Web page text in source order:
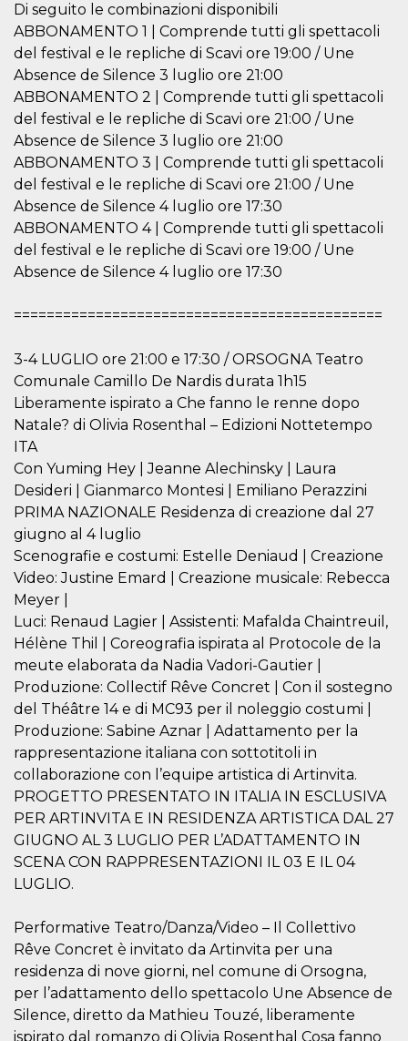
Di seguito le combinazioni disponibili
ABBONAMENTO 1 | Comprende tutti gli spettacoli
del festival e le repliche di Scavi ore 19:00 / Une
Absence de Silence 3 luglio ore 21:00
ABBONAMENTO 2 | Comprende tutti gli spettacoli
del festival e le repliche di Scavi ore 21:00 / Une
Absence de Silence 3 luglio ore 21:00
ABBONAMENTO 3 | Comprende tutti gli spettacoli
del festival e le repliche di Scavi ore 21:00 / Une
Absence de Silence 4 luglio ore 17:30
ABBONAMENTO 4 | Comprende tutti gli spettacoli
del festival e le repliche di Scavi ore 19:00 / Une
Absence de Silence 4 luglio ore 17:30
=============================================
3-4 LUGLIO ore 21:00 e 17:30 / ORSOGNA Teatro
Comunale Camillo De Nardis durata 1h15
Liberamente ispirato a Che fanno le renne dopo
Natale? di Olivia Rosenthal – Edizioni Nottetempo
ITA
Con Yuming Hey | Jeanne Alechinsky | Laura
Desideri | Gianmarco Montesi | Emiliano Perazzini
PRIMA NAZIONALE Residenza di creazione dal 27
giugno al 4 luglio
Scenografie e costumi: Estelle Deniaud | Creazione
Video: Justine Emard | Creazione musicale: Rebecca
Meyer |
Luci: Renaud Lagier | Assistenti: Mafalda Chaintreuil,
Hélène Thil | Coreografia ispirata al Protocole de la
meute elaborata da Nadia Vadori-Gautier |
Produzione: Collectif Rêve Concret | Con il sostegno
del Théâtre 14 e di MC93 per il noleggio costumi |
Produzione: Sabine Aznar | Adattamento per la
rappresentazione italiana con sottotitoli in
collaborazione con l’equipe artistica di Artinvita.
PROGETTO PRESENTATO IN ITALIA IN ESCLUSIVA
PER ARTINVITA E IN RESIDENZA ARTISTICA DAL 27
GIUGNO AL 3 LUGLIO PER L’ADATTAMENTO IN
SCENA CON RAPPRESENTAZIONI IL 03 E IL 04
LUGLIO.
Performative Teatro/Danza/Video – Il Collettivo
Rêve Concret è invitato da Artinvita per una
residenza di nove giorni, nel comune di Orsogna,
per l’adattamento dello spettacolo Une Absence de
Silence, diretto da Mathieu Touzé, liberamente
ispirato dal romanzo di Olivia Rosenthal Cosa fanno
Inc.
.oooh.events
stores the proof
of challenge
passed. It is
captcha or
jschallenge
challenge if
reach origin
server.
wordpress_test_cookie
Automattic
Inc.
.oooh.events
Sessione
verifica che il
browser accetti i
cookie.
PHPSESSID
PHP.net
Sessione
basate sul
identificatore
generico
variabili di
sessione utente.
Normalmente è
modo casuale, il
modo in cui
viene utilizzato
può essere
specifico per il
mantenere uno
stato di accesso
per un utente
m
Stripe
m.stripe.com
1 anno 1
mese
Questo cookie
viene
generalmente
utilizzato per le
prestazioni e
l'ottimizzazione
dei servizi di
elaborazione
dei pagamenti,
facilitando la
memorizzazione
dei contenuti
sul browser per
rendere le
pagine più
veloci.
CookieScriptConsent
CookieScript
oooh.events
4
2 giorni
Questo cookie
dal servizio
consenso sui
visitatori. È
necessario che il
banner dei
cookie di
Script.com
funzioni